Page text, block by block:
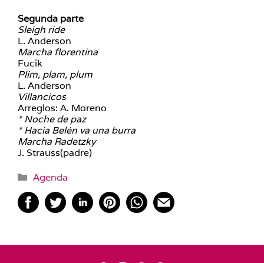
Segunda parte
Sleigh ride
L. Anderson
Marcha florentina
Fucik
Plim, plam, plum
L. Anderson
Villancicos
Arreglos: A. Moreno
* Noche de paz
* Hacia Belén va una burra
Marcha Radetzky
J. Strauss(padre)
Categorías
Agenda